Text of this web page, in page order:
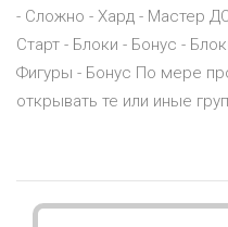
- Сложно - Хард - Мастер
Старт - Блоки - Бонус -
Фигуры - Бонус По мере
открывать те или иные